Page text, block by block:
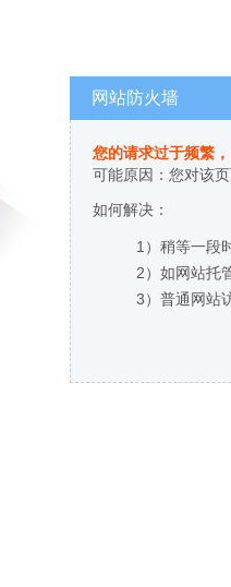
网站防火墙
您的请求过于频繁
可能原因：您对该
如何解决：
1）稍等一段
2）如网站托
3）普通网站